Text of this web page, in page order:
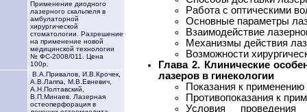
Применение диодного
лазерного скальпеля в
амбулаторной
хирургической
стоматологии. Разрешение
на применение новой
медицинской технологии
№ ФС-2008/011. Цена
100р.
В.А.Привалов, И.В.Крочек,
А.В.Лаппа, М.В.Евневич,
А.Н.Полтавский,
В.П.Минаев. Лазерная
остеоперфорация в
Работа с оптическими
Основные параметры
Взаимодействие
Механизмы действия
Возможности
Глава 2. Клинические
лазеров в гинекологии
Показания к применению
Противопоказания к
Условия